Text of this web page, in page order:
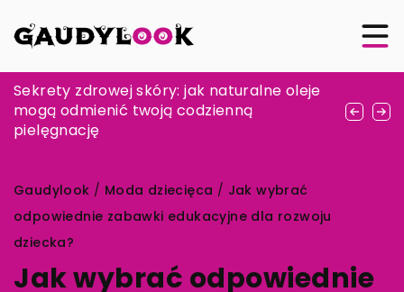
Jak stworzyć wyjątkowy film ślubny, który
będzie pamiątką na całe życie?
Sekrety zdrowej skóry: jak naturalne oleje
mogą odmienić twoją codzienną
pielęgnację
Moda dla młodych mam – ubranka dla
niemowlaka i sukienki dla ciężarnych
Gaudylook / Moda dziecięca / Jak wybrać
odpowiednie zabawki edukacyjne dla rozwoju
dziecka?
Jak wybrać odpowiednie